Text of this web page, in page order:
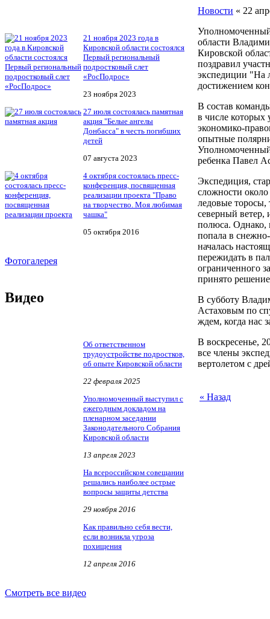
21 ноября 2023 года в
Кировской области состоялся
Первый региональный
подростковый слет
«РосПодрос»
23 ноября 2023
27 июля состоялась памятная
акция "Белые ангелы
Донбасса" в честь погибших
детей
07 августа 2023
4 октября состоялась пресс-
конференция, посвященная
реализации проекта "Право
на творчество. Моя любимая
чашка"
05 октября 2016
Фотогалерея
Видео
Об ответственном
трудоустройстве подростков,
об опыте Кировской области
22 февраля 2025
Уполномоченный выступил с
ежегодным докладом на
пленарном заседании
Законодательного Собрания
Кировской области
13 апреля 2023
На всероссийском совещании
решались наиболее острые
вопросы защиты детства
29 ноября 2016
Как правильно себя вести,
если возникла угроза
похищения
12 апреля 2016
Смотреть все видео
Новости « 22
области
Кировской
поздравил
экспедиции "На
достижением
В состав
в числе которых
экономико-
опытные
ребенка Павел
Экспедиция,
сложности
ледовые
северный ветер,
полюса. Однако,
попала в
началась
пережидать в
ограниченного
принято
В субботу
Астаховым по
ждем, когда нас
В воскресенье,
все члены
вертолетом с
« Назад